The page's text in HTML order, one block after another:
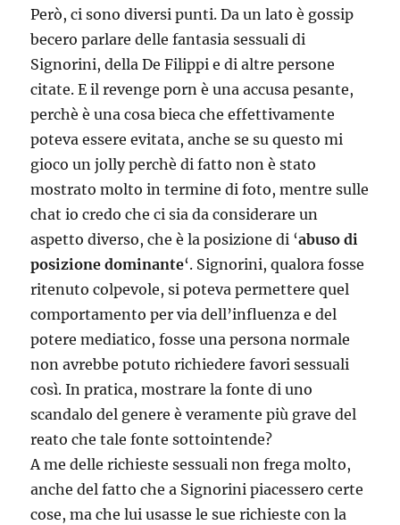
Però, ci sono diversi punti. Da un lato è gossip
becero parlare delle fantasia sessuali di
Signorini, della De Filippi e di altre persone
citate. E il revenge porn è una accusa pesante,
perchè è una cosa bieca che effettivamente
poteva essere evitata, anche se su questo mi
gioco un jolly perchè di fatto non è stato
mostrato molto in termine di foto, mentre sulle
chat io credo che ci sia da considerare un
aspetto diverso, che è la posizione di ‘abuso di
posizione dominante‘. Signorini, qualora fosse
ritenuto colpevole, si poteva permettere quel
comportamento per via dell’influenza e del
potere mediatico, fosse una persona normale
non avrebbe potuto richiedere favori sessuali
così. In pratica, mostrare la fonte di uno
scandalo del genere è veramente più grave del
reato che tale fonte sottointende?
A me delle richieste sessuali non frega molto,
anche del fatto che a Signorini piacessero certe
cose, ma che lui usasse le sue richieste con la